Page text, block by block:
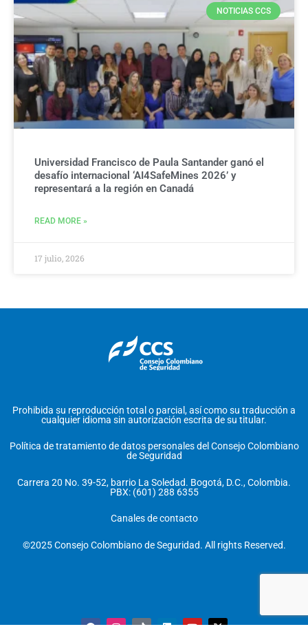
NOTICIAS CCS
Universidad Francisco de Paula Santander ganó el
desafío internacional ‘AI4SafeMines 2026’ y
representará a la región en Canadá
READ MORE »
17 julio, 2026
Prohibida su reproducción total o parcial, así como su traducción a
cualquier idioma sin autorización escrita de su titular.
Política de tratamiento de datos personales del Consejo Colombiano
de Seguridad
Carrera 20 No. 39-52, barrio La Soledad. Bogotá, D.C., Colombia.
PBX: (601) 288 6355
Canales de contacto
©2025 Consejo Colombiano de Seguridad. All rights Reserved.
F
I
T
L
Y
X